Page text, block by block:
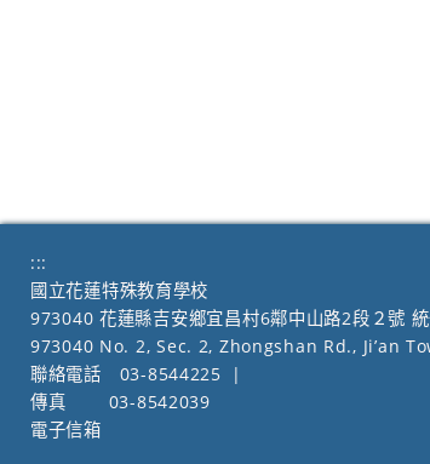
:::
國立花蓮特殊教育學校
973040 花蓮縣吉安鄉宜昌村6鄰中山路2段２號
973040 No. 2, Sec. 2, Zhongshan Rd., Ji’an
聯絡電話
03-8544225
|
傳真
03-8542039
電子信箱